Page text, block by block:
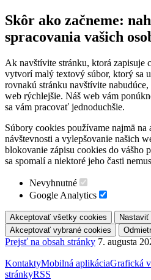
Skôr ako začneme:
spracovania vašich
Ak navštívite stránku, ktorá zapisuje
vytvorí malý textový súbor, ktorý sa
rovnakú stránku navštívite
web rýchlejšie. Náš web vám
sa vám pracovať jednoduchšie.
Súbory cookies používame najmä na
návštevnosti a vylepšovanie našich
blokovanie zápisu cookies do vášho
sa spomalí a niektoré jeho časti
Nevyhnutné
Google Analytics
Prejsť na obsah stránky 7. augusta
KontaktyMobilná aplikáciaGrafická
stránkyRSS